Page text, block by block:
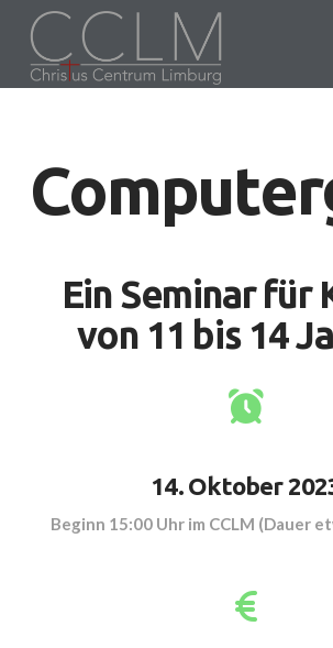
Ein Seminar für
von 11 bis 14
14. Oktober
Beginn 15:00 Uhr im CCLM (Dauer